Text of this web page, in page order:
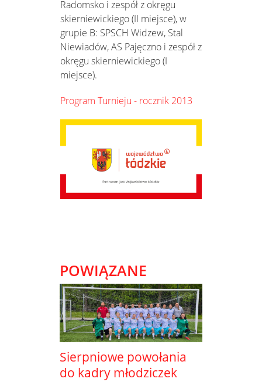
Radomsko i zespół z okręgu
skierniewickiego (II miejsce), w
grupie B: SPSCH Widzew, Stal
Niewiadów, AS Pajęczno i zespół z
okręgu skierniewickiego (I
miejsce).
Program Turnieju - rocznik 2013
POWIĄZANE
Sierpniowe powołania
do kadry młodziczek